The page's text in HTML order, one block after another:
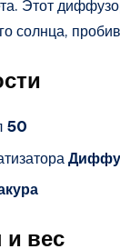
Этот
солнца,
50
и вес